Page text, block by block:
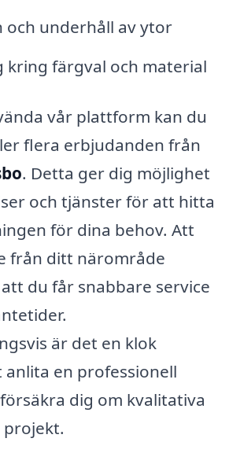
och underhåll av ytor
kring färgval och material
vår plattform kan du
flera erbjudanden från
. Detta ger dig möjlighet
och tjänster för att hitta
för dina behov. Att
från ditt närområde
du får snabbare service
är det en klok
en professionell
dig om kvalitativa